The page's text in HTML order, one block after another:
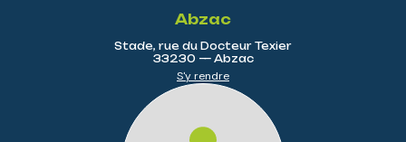
Abzac
Stade, rue du Docteur Texier
33230 — Abzac
S'y rendre